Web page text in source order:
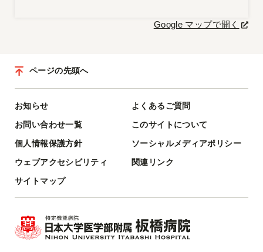
Google マップで開く
お知らせ
よくあるご質問
お問い合わせ一覧
このサイトについて
個人情報保護方針
ソーシャルメディアポリシー
ウェブアクセシビリティ
関連リンク
サイトマップ
ページの先頭へ